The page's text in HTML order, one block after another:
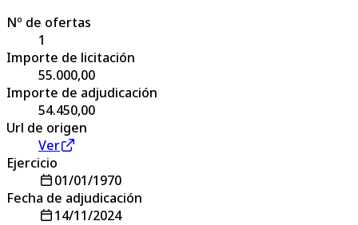
Nº de ofertas
1
Importe de licitación
55.000,00
Importe de adjudicación
54.450,00
Url de origen
Ver
Ejercicio
01/01/1970
Fecha de adjudicación
14/11/2024